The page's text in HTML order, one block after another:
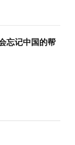
忘记中国的帮